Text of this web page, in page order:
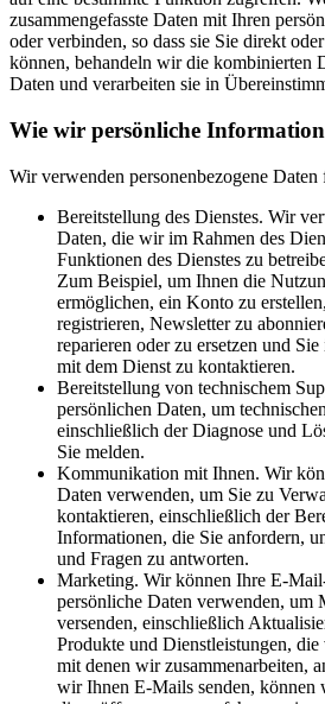
zusammengefasste Daten mit Ihren
oder verbinden, so dass sie Sie direkt
können, behandeln wir die kombinierten
Daten und verarbeiten sie in
Wie wir persönliche
Wir verwenden personenbezogene
Bereitstellung des Dienstes. Wir
Daten, die wir im Rahmen des
Funktionen des Dienstes zu
Zum Beispiel, um Ihnen die
ermöglichen, ein Konto zu
registrieren, Newsletter zu
reparieren oder zu ersetzen und
mit dem Dienst zu kontaktieren.
Bereitstellung von technischem
persönlichen Daten, um
einschließlich der Diagnose und
Sie melden.
Kommunikation mit Ihnen. Wir
Daten verwenden, um Sie zu
kontaktieren, einschließlich der
Informationen, die Sie anfordern,
und Fragen zu antworten.
Marketing. Wir können Ihre E-
persönliche Daten verwenden, um
versenden, einschließlich
Produkte und Dienstleistungen,
mit denen wir zusammenarbeiten,
wir Ihnen E-Mails senden, können